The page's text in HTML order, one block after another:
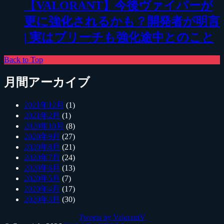
【VALORANT】今後ヴァイパーが
更に強化されるかも？開発者が明言
| 実はブリーチも強化途中とのこと
Back to Top
月間アーカイブ
2021年12月 (1)
2021年2月 (1)
2020年10月 (8)
2020年9月 (27)
2020年8月 (21)
2020年7月 (24)
2020年6月 (13)
2020年5月 (7)
2020年4月 (17)
2020年3月 (30)
Tweets by ValorantV